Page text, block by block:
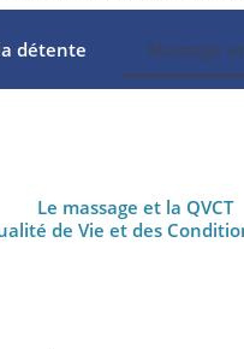
détente Massage
Le massage et la QVCT
de Vie et des